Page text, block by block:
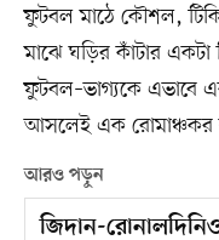
ফুটবল মাঠে কৌশল,
মাঝে ঘড়ির কাঁটার একটা
ফুটবল–ভাগ্যকে এভাবে
আসলেই এক রোমাঞ্চকর
আরও পড়ুন
জিদান-